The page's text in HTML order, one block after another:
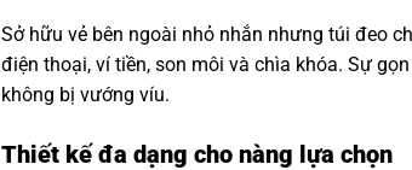
Sở hữu vẻ bên ngoài nhỏ nhắn nhưng túi đeo
điện thoại, ví tiền, son môi và chìa khóa. Sự
không bị vướng víu.
Thiết kế đa dạng cho nàng lựa chọn